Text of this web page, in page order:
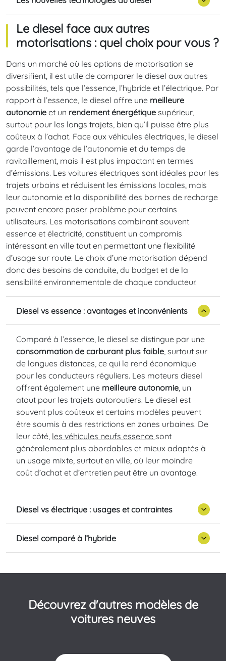
Le diesel face aux autres
motorisations : quel choix pour vous ?
Dans un marché où les options de motorisation se
diversifient, il est utile de comparer le diesel aux autres
possibilités, tels que l’essence, l’hybride et l’électrique. Par
rapport à l’essence, le diesel offre une meilleure
autonomie et un rendement énergétique supérieur,
surtout pour les longs trajets, bien qu’il puisse être plus
coûteux à l’achat. Face aux véhicules électriques, le diesel
garde l’avantage de l’autonomie et du temps de
ravitaillement, mais il est plus impactant en termes
d’émissions. Les voitures électriques sont idéales pour les
trajets urbains et réduisent les émissions locales, mais
leur autonomie et la disponibilité des bornes de recharge
peuvent encore poser problème pour certains
utilisateurs. Les motorisations combinant souvent
essence et électricité, constituent un compromis
intéressant en ville tout en permettant une flexibilité
d’usage sur route. Le choix d’une motorisation dépend
donc des besoins de conduite, du budget et de la
sensibilité environnementale de chaque conducteur.
Diesel vs essence : avantages et inconvénients
Comparé à l’essence, le diesel se distingue par une
consommation de carburant plus faible, surtout sur
de longues distances, ce qui le rend économique
pour les conducteurs réguliers. Les moteurs diesel
offrent également une meilleure autonomie, un
atout pour les trajets autoroutiers. Le diesel est
souvent plus coûteux et certains modèles peuvent
être soumis à des restrictions en zones urbaines. De
leur côté, les véhicules neufs essence sont
généralement plus abordables et mieux adaptés à
un usage mixte, surtout en ville, où leur moindre
coût d’achat et d’entretien peut être un avantage.
Diesel vs électrique : usages et contraintes
Diesel comparé à l’hybride
Découvrez d'autres modèles de
voitures neuves